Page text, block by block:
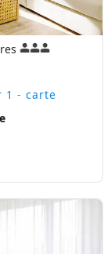
1 - carte